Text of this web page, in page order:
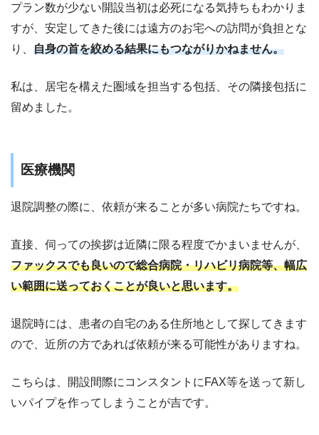
プラン数が少ない開設当初は必死になる気持ちもわかりま
すが、安定してきた後には遠方のお宅への訪問が負担とな
り、 自身の首を絞める結果にもつながりかねません。
私は、居宅を構えた圏域を担当する包括、その隣接包括に
留めました。
医療機関
退院調整の際に、依頼が来ることが多い病院たちですね。
直接、伺っての挨拶は近隣に限る程度でかまいませんが、
ファックスでも良いので総合病院・リハビリ病院等、幅広
い範囲に送っておくことが良いと思います。
退院時には、患者の自宅のある住所地として探してきます
ので、近所の方であれば依頼が来る可能性がありますね。
こちらは、開設間際にコンスタントにFAX等を送って新し
いパイプを作ってしまうことが吉です。